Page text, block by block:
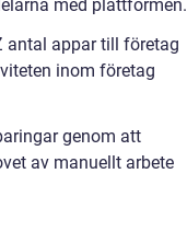
med plattformen.
antal appar till företag
inom företag
genom att
av manuellt arbete